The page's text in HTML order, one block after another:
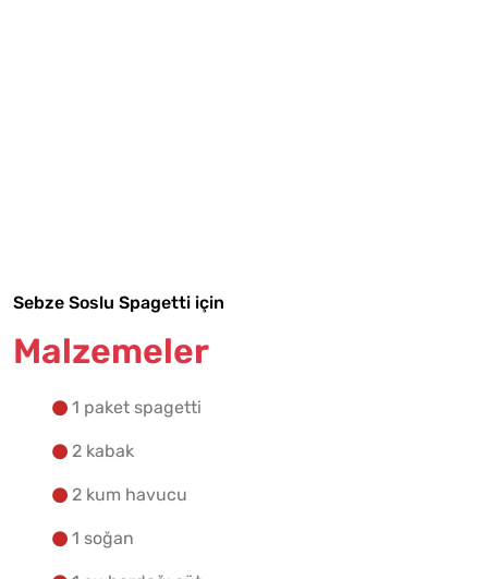
Sebze Soslu Spagetti için
Malzemeler
1 paket spagetti
2 kabak
2 kum havucu
1 soğan